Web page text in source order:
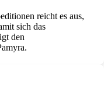
reicht es aus,
sich das
den